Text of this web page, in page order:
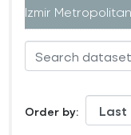
Izmir Metropolitan
Order by